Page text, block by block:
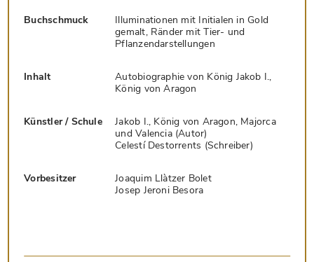
Buchschmuck
Illuminationen mit Initialen in Gold
gemalt, Ränder mit Tier- und
Pflanzendarstellungen
Inhalt
Autobiographie von König Jakob I.,
König von Aragon
Künstler / Schule
Jakob I., König von Aragon, Majorca
und Valencia (Autor)
Celestí Destorrents (Schreiber)
Vorbesitzer
Joaquim Llàtzer Bolet
Josep Jeroni Besora